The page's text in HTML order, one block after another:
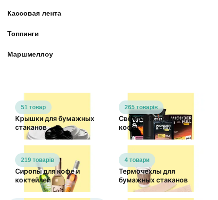
Кассовая лента
Топпинги
Маршмеллоу
51 товар
Крышки для бумажных
стаканов
265 товарів
Свежеобжаренный
кофе
219 товарів
Сиропы для кофе и
коктейлей
4 товари
Термочехлы для
бумажных стаканов